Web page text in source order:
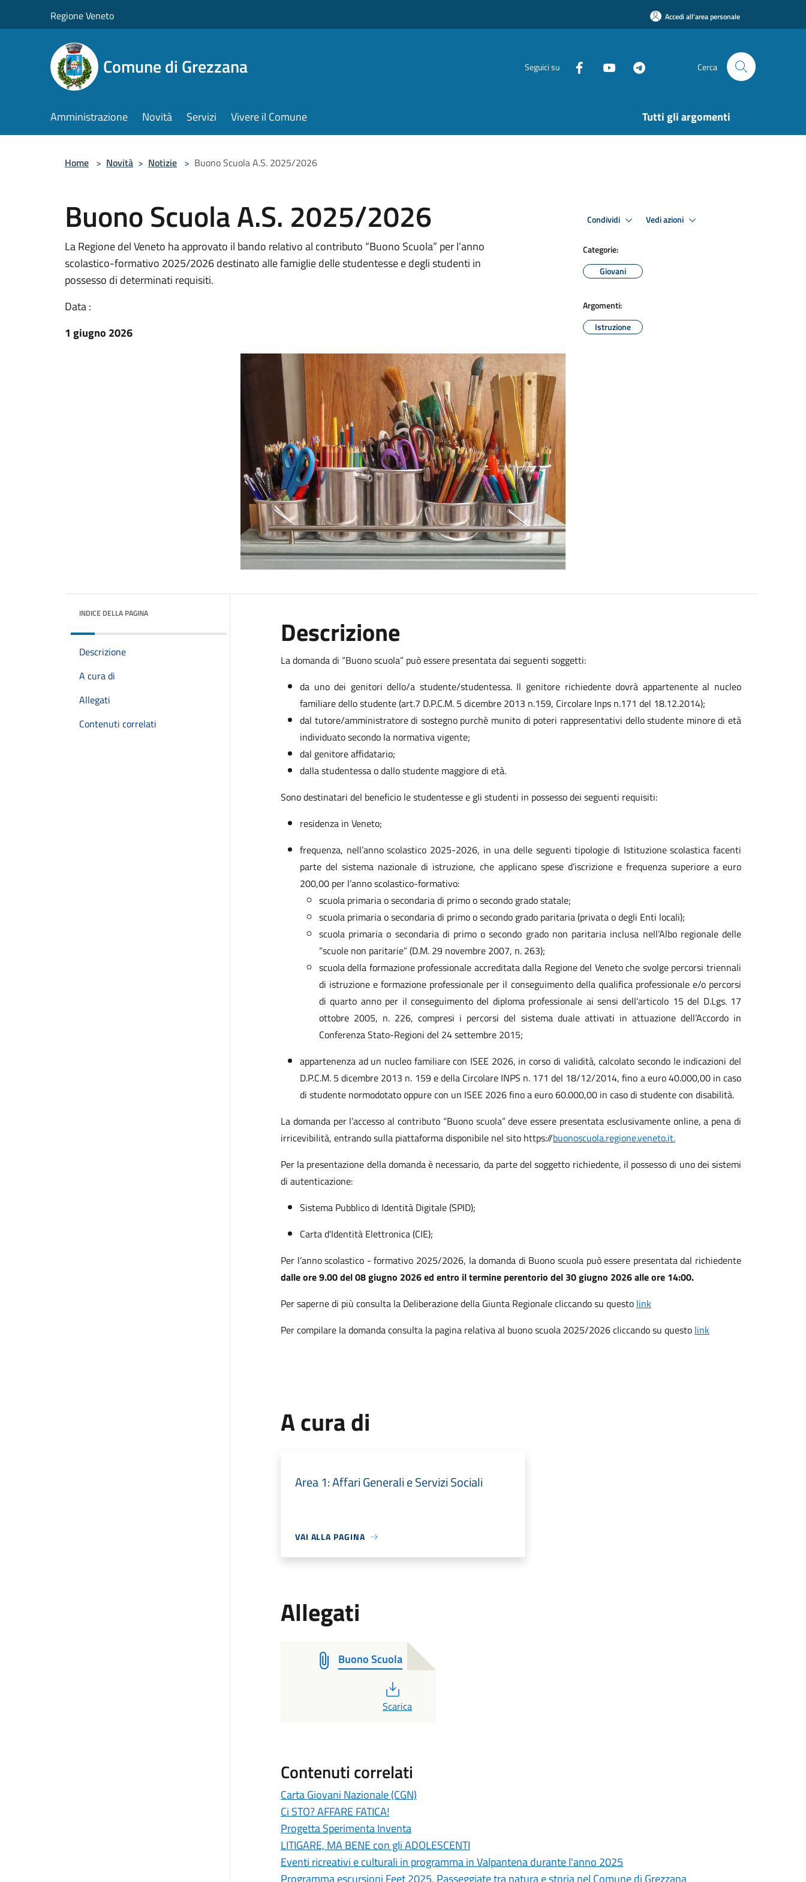
Regione Veneto Accedi all'area personale
Comune di Grezzana Seguici su Cerca
Amministrazione Novità Servizi Vivere il Comune Tutti gli argomenti
Home > Novità > Notizie > Buono Scuola A.S. 2025/2026
Buono Scuola A.S. 2025/2026
La Regione del Veneto ha approvato il bando relativo al contributo “Buono Scuola” per l’anno
scolastico-formativo 2025/2026 destinato alle famiglie delle studentesse e degli studenti in
possesso di determinati requisiti.
Data :
1 giugno 2026
Condividi Vedi azioni
Categorie:
Giovani
Argomenti:
Istruzione
INDICE DELLA PAGINA
Descrizione
A cura di
Allegati
Contenuti correlati
Descrizione
La domanda di “Buono scuola” può essere presentata dai seguenti soggetti:
da uno dei genitori dello/a studente/studentessa. Il genitore richiedente dovrà appartenente al nucleo
familiare dello studente (art.7 D.P.C.M. 5 dicembre 2013 n.159, Circolare Inps n.171 del 18.12.2014);
dal tutore/amministratore di sostegno purchè munito di poteri rappresentativi dello studente minore di età
individuato secondo la normativa vigente;
dal genitore affidatario;
dalla studentessa o dallo studente maggiore di età.
Sono destinatari del beneficio le studentesse e gli studenti in possesso dei seguenti requisiti:
residenza in Veneto;
frequenza, nell’anno scolastico 2025-2026, in una delle seguenti tipologie di Istituzione scolastica facenti
parte del sistema nazionale di istruzione, che applicano spese d’iscrizione e frequenza superiore a euro
200,00 per l’anno scolastico-formativo:
scuola primaria o secondaria di primo o secondo grado statale;
scuola primaria o secondaria di primo o secondo grado paritaria (privata o degli Enti locali);
scuola primaria o secondaria di primo o secondo grado non paritaria inclusa nell’Albo regionale delle
“scuole non paritarie” (D.M. 29 novembre 2007, n. 263);
scuola della formazione professionale accreditata dalla Regione del Veneto che svolge percorsi triennali
di istruzione e formazione professionale per il conseguimento della qualifica professionale e/o percorsi
di quarto anno per il conseguimento del diploma professionale ai sensi dell’articolo 15 del D.Lgs. 17
ottobre 2005, n. 226, compresi i percorsi del sistema duale attivati in attuazione dell’Accordo in
Conferenza Stato-Regioni del 24 settembre 2015;
appartenenza ad un nucleo familiare con ISEE 2026, in corso di validità, calcolato secondo le indicazioni del
D.P.C.M. 5 dicembre 2013 n. 159 e della Circolare INPS n. 171 del 18/12/2014, fino a euro 40.000,00 in caso
di studente normodotato oppure con un ISEE 2026 fino a euro 60.000,00 in caso di studente con disabilità.
La domanda per l’accesso al contributo “Buono scuola” deve essere presentata esclusivamente online, a pena di
irricevibilità, entrando sulla piattaforma disponibile nel sito https://buonoscuola.regione.veneto.it.
Per la presentazione della domanda è necessario, da parte del soggetto richiedente, il possesso di uno dei sistemi
di autenticazione:
Sistema Pubblico di Identità Digitale (SPID);
Carta d'Identità Elettronica (CIE);
Per l’anno scolastico - formativo 2025/2026, la domanda di Buono scuola può essere presentata dal richiedente
dalle ore 9.00 del 08 giugno 2026 ed entro il termine perentorio del 30 giugno 2026 alle ore 14:00.
Per saperne di più consulta la Deliberazione della Giunta Regionale cliccando su questo link
Per compilare la domanda consulta la pagina relativa al buono scuola 2025/2026 cliccando su questo link
A cura di
Area 1: Affari Generali e Servizi Sociali
VAI ALLA PAGINA
Allegati
Buono Scuola
PDF
Scarica
Contenuti correlati
Carta Giovani Nazionale (CGN)
Ci STO? AFFARE FATICA!
Progetta Sperimenta Inventa
LITIGARE, MA BENE con gli ADOLESCENTI
Eventi ricreativi e culturali in programma in Valpantena durante l'anno 2025
Programma escursioni Feet 2025. Passeggiate tra natura e storia nel Comune di Grezzana